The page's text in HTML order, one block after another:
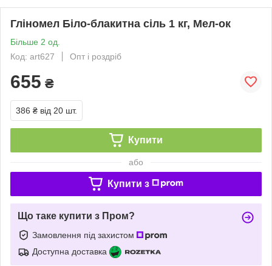
Гліномел Біло-блакитна сіль 1 кг, Мел-ок
Більше 2 од.
Код: art627
Опт і роздріб
655 ₴
386 ₴ від 20 шт.
Купити
або
Купити з
Що таке купити з Пром?
Замовлення під захистом
Доступна доставка